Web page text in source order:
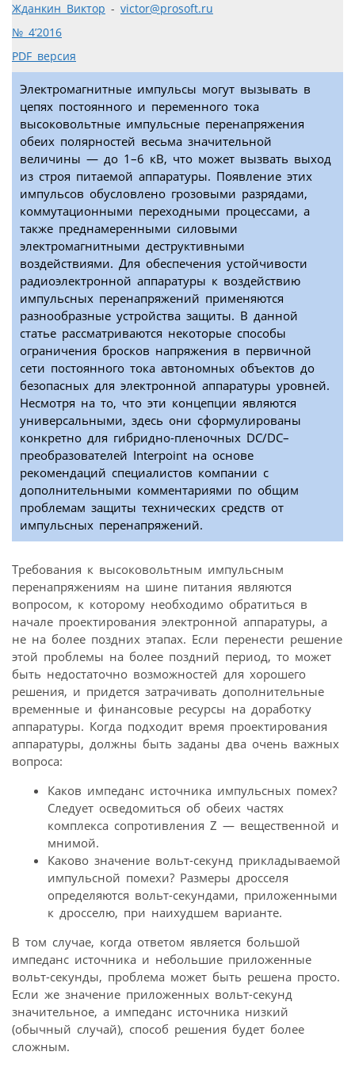
Жданкин Виктор - victor@prosoft.ru
№ 4’2016
PDF версия
Электромагнитные импульсы могут вызывать в
цепях постоянного и переменного тока
высоковольтные импульсные перенапряжения
обеих полярностей весьма значительной
величины — до 1–6 кВ, что может вызвать выход
из строя питаемой аппаратуры. Появление этих
импульсов обусловлено грозовыми разрядами,
коммутационными переходными процессами, а
также преднамеренными силовыми
электромагнитными деструктивными
воздействиями. Для обеспечения устойчивости
радиоэлектронной аппаратуры к воздействию
импульсных перенапряжений применяются
разнообразные устройства защиты. В данной
статье рассматриваются некоторые способы
ограничения бросков напряжения в первичной
сети постоянного тока автономных объектов до
безопасных для электронной аппаратуры уровней.
Несмотря на то, что эти концепции являются
универсальными, здесь они сформулированы
конкретно для гибридно-пленочных DC/DC–
преобразователей Interpoint на основе
рекомендаций специалистов компании с
дополнительными комментариями по общим
проблемам защиты технических средств от
импульсных перенапряжений.
Требования к высоковольтным импульсным
перенапряжениям на шине питания являются
вопросом, к которому необходимо обратиться в
начале проектирования электронной аппаратуры, а
не на более поздних этапах. Если перенести решение
этой проблемы на более поздний период, то может
быть недостаточно возможностей для хорошего
решения, и придется затрачивать дополнительные
временные и финансовые ресурсы на доработку
аппаратуры. Когда подходит время проектирования
аппаратуры, должны быть заданы два очень важных
вопроса:
Каков импеданс источника импульсных помех?
Следует осведомиться об обеих частях
комплекса сопротивления Z — вещественной и
мнимой.
Каково значение вольт-секунд прикладываемой
импульсной помехи? Размеры дросселя
определяются вольт-секундами, приложенными
к дросселю, при наихудшем варианте.
В том случае, когда ответом является большой
импеданс источника и небольшие приложенные
вольт-секунды, проблема может быть решена просто.
Если же значение приложенных вольт-секунд
значительное, а импеданс источника низкий
(обычный случай), способ решения будет более
сложным.